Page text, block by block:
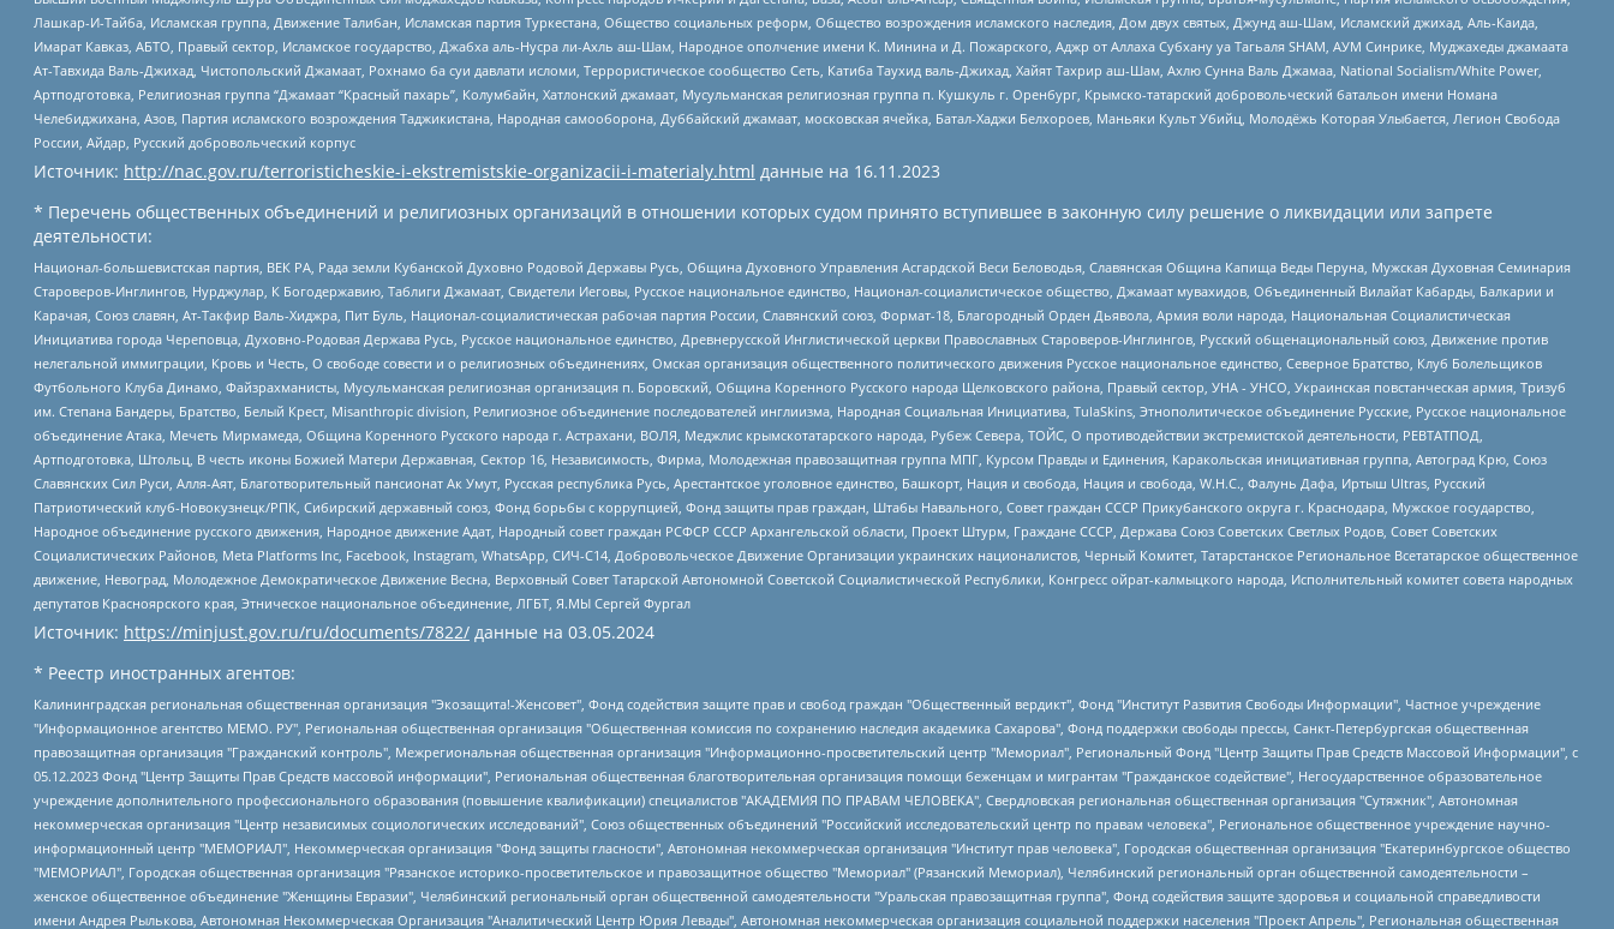
Лашкар-И-Тайба, Исламская группа, Движение Талибан, Исламская партия Туркестана, Общество социальных реформ, Общество возрождения исламского наследия, Дом двух святых, Джунд аш-Шам, Исламский джихад, Аль-Каида,
Имарат Кавказ, АБТО, Правый сектор, Исламское государство, Джабха аль-Нусра ли-Ахль аш-Шам, Народное ополчение имени К. Минина и Д. Пожарского, Аджр от Аллаха Субхану уа Тагьаля SHAM, АУМ Синрике, Муджахеды джамаата
Ат-Тавхида Валь-Джихад, Чистопольский Джамаат, Рохнамо ба суи давлати исломи, Террористическое сообщество Сеть, Катиба Таухид валь-Джихад, Хайят Тахрир аш-Шам, Ахлю Сунна Валь Джамаа, National Socialism/White Power,
Артподготовка, Религиозная группа “Джамаат “Красный пахарь”, Колумбайн, Хатлонский джамаат, Мусульманская религиозная группа п. Кушкуль г. Оренбург, Крымско-татарский добровольческий батальон имени Номана
Челебиджихана, Азов, Партия исламского возрождения Таджикистана, Народная самооборона, Дуббайский джамаат, московская ячейка, Батал-Хаджи Белхороев, Маньяки Культ Убийц, Молодёжь Которая Улыбается, Легион Свобода
России, Айдар, Русский добровольческий корпус
Источник: http://nac.gov.ru/terroristicheskie-i-ekstremistskie-organizacii-i-materialy.html данные на 16.11.2023
* Перечень общественных объединений и религиозных организаций в отношении которых судом принято вступившее в законную силу решение о ликвидации или запрете
деятельности:
Национал-большевистская партия, ВЕК РА, Рада земли Кубанской Духовно Родовой Державы Русь, Община Духовного Управления Асгардской Веси Беловодья, Славянская Община Капища Веды Перуна, Мужская Духовная Семинария
Староверов-Инглингов, Нурджулар, К Богодержавию, Таблиги Джамаат, Свидетели Иеговы, Русское национальное единство, Национал-социалистическое общество, Джамаат мувахидов, Объединенный Вилайат Кабарды, Балкарии и
Карачая, Союз славян, Ат-Такфир Валь-Хиджра, Пит Буль, Национал-социалистическая рабочая партия России, Славянский союз, Формат-18, Благородный Орден Дьявола, Армия воли народа, Национальная Социалистическая
Инициатива города Череповца, Духовно-Родовая Держава Русь, Русское национальное единство, Древнерусской Инглистической церкви Православных Староверов-Инглингов, Русский общенациональный союз, Движение против
нелегальной иммиграции, Кровь и Честь, О свободе совести и о религиозных объединениях, Омская организация общественного политического движения Русское национальное единство, Северное Братство, Клуб Болельщиков
Футбольного Клуба Динамо, Файзрахманисты, Мусульманская религиозная организация п. Боровский, Община Коренного Русского народа Щелковского района, Правый сектор, УНА - УНСО, Украинская повстанческая армия, Тризуб
им. Степана Бандеры, Братство, Белый Крест, Misanthropic division, Религиозное объединение последователей инглиизма, Народная Социальная Инициатива, TulaSkins, Этнополитическое объединение Русские, Русское национальное
объединение Атака, Мечеть Мирмамеда, Община Коренного Русского народа г. Астрахани, ВОЛЯ, Меджлис крымскотатарского народа, Рубеж Севера, ТОЙС, О противодействии экстремистской деятельности, РЕВТАТПОД,
Артподготовка, Штольц, В честь иконы Божией Матери Державная, Сектор 16, Независимость, Фирма, Молодежная правозащитная группа МПГ, Курсом Правды и Единения, Каракольская инициативная группа, Автоград Крю, Союз
Славянских Сил Руси, Алля-Аят, Благотворительный пансионат Ак Умут, Русская республика Русь, Арестантское уголовное единство, Башкорт, Нация и свобода, Нация и свобода, W.H.С., Фалунь Дафа, Иртыш Ultras, Русский
Патриотический клуб-Новокузнецк/РПК, Сибирский державный союз, Фонд борьбы с коррупцией, Фонд защиты прав граждан, Штабы Навального, Совет граждан СССР Прикубанского округа г. Краснодара, Мужское государство,
Народное объединение русского движения, Народное движение Адат, Народный совет граждан РСФСР СССР Архангельской области, Проект Штурм, Граждане СССР, Держава Союз Советских Светлых Родов, Совет Советских
Социалистических Районов, Meta Platforms Inc, Facebook, Instagram, WhatsApp, СИЧ-С14, Добровольческое Движение Организации украинских националистов, Черный Комитет, Татарстанское Региональное Всетатарское общественное
движение, Невоград, Молодежное Демократическое Движение Весна, Верховный Совет Татарской Автономной Советской Социалистической Республики, Конгресс ойрат-калмыцкого народа, Исполнительный комитет совета народных
депутатов Красноярского края, Этническое национальное объединение, ЛГБТ, Я.МЫ Сергей Фургал
Источник: https://minjust.gov.ru/ru/documents/7822/ данные на 03.05.2024
* Реестр иностранных агентов:
Калининградская региональная общественная организация "Экозащита!-Женсовет", Фонд содействия защите прав и свобод граждан "Общественный вердикт", Фонд "Институт Развития Свободы Информации", Частное учреждение "Информационное агентство МЕМО. РУ", Региональная общественная организация "Общественная комиссия по сохранению наследия академика Сахарова", Фонд поддержки свободы прессы, Санкт-Петербургская общественная правозащитная организация "Гражданский контроль", Межрегиональная общественная организация "Информационно-просветительский центр "Мемориал", Региональный Фонд "Центр Защиты Прав Средств Массовой Информации", с 05.12.2023 Фонд "Центр Защиты Прав Средств массовой информации", Региональная общественная благотворительная организация помощи беженцам и мигрантам "Гражданское содействие", Негосударственное образовательное учреждение дополнительного профессионального образования (повышение квалификации) специалистов "АКАДЕМИЯ ПО ПРАВАМ ЧЕЛОВЕКА", Свердловская региональная общественная организация "Сутяжник", Автономная некоммерческая организация "Центр независимых социологических исследований", Союз общественных объединений "Российский исследовательский центр по правам человека", Региональное общественное учреждение научно-информационный центр "МЕМОРИАЛ", Некоммерческая организация "Фонд защиты гласности", Автономная некоммерческая организация "Институт прав человека", Городская общественная организация "Екатеринбургское общество "МЕМОРИАЛ", Городская общественная организация "Рязанское историко-просветительское и правозащитное общество "Мемориал" (Рязанский Мемориал), Челябинский региональный орган общественной самодеятельности – женское общественное объединение "Женщины Евразии", Челябинский региональный орган общественной самодеятельности "Уральская правозащитная группа", Фонд содействия защите здоровья и социальной справедливости имени Андрея Рылькова, Автономная Некоммерческая Организация "Аналитический Центр Юрия Левады", Автономная некоммерческая организация социальной поддержки населения "Проект Апрель", Региональная общественная организация помощи женщинам и детям, находящимся в кризисной ситуации "Информационно-методический центр "Анна", Фонд содействия развитию массовых коммуникаций и правовому просвещению "Так-так-Так", Фонд содействия устойчивому развитию "Серебряная тайга", Свердловский региональный общественный фонд социальных проектов "Новое время", "Idel.Реалии", Кавказ.Реалии, Крым.Реалии, Телеканал Настоящее Время, Татаро-башкирская служба Радио Свобода (Azatliq Radiosi), Радио Свободная Европа/Радио Свобода (PCE/PC), "Сибирь.Реалии", "Фактограф", Благотворительный фонд помощи осужденным и их семьям, Автономная некоммерческая организация "Институт глобализации и социальных движений", Фонд "В защиту прав заключенных", Частное учреждение "Центр поддержки и содействия развитию средств массовой информации", Пензенский региональный общественный благотворительный фонд "Гражданский союз", "Север.Реалии", Некоммерческая организация Фонд "Правовая инициатива", Общество с ограниченной ответственностью "Радио Свободная Европа/Радио Свобода", Чешское информационное агентство "MEDIUM-ORIENT", Красноярская региональная общественная организация "Мы против СПИДа", Камалягин Денис Николаевич, Маркелов Сергей Евгеньевич, Пономарев Лев Александрович, Савицкая Людмила Алексеевна, Автономная некоммерческая организация "Центр по работе с проблемой насилия "НАСИЛИЮ.НЕТ", Межрегиональный профессиональный союз работников здравоохранения "Альянс врачей", Юридическое лицо, зарегистрированное в Латвийской Республике, SIA "Medusa Project" (регистрационный номер 40103797863, дата регистрации 10.06.2014), Некоммерческая организация "Фонд по борьбе с коррупцией", Автономная некоммерческая организация "Институт права и публичной политики", Баданин Роман Сергеевич, Гликин Максим Александрович, Железнова Мария Михайловна, Лукьянова Юлия Сергеевна, Маетная Елизавета Витальевна, Маняхин Петр Борисович, Чуракова Ольга Владимировна, Ярош Юлия Петровна, Юридическое лицо "The Insider SIA", зарегистрированное в Риге, Латвийская Республика (дата регистрации 26.06.2015), являющееся администратором доменного имени интернет-издания "The Insider SIA", https://theins.ru, Постернак Алексей Евгеньевич, Рубин Михаил Аркадьевич, Анин Роман Александрович, Юридическое лицо Istories fonds, зарегистрированное в Латвийской Республике (регистрационный номер 50008295751, дата регистрации 24.02.2020), Великовский Дмитрий Александрович, Долинина Ирина Николаевна, Мароховская Алеся Алексеевна, Шлейнов Роман Юрьевич, Шмагун Олеся Валентиновна, Общество с ограниченной ответственностью "Альтаир 2021", Общество с ограниченной ответственностью "Вега 2021", Общество с ограниченной ответственностью "Главный редактор 2021", Общество с ограниченной ответственностью "Ромашки монолит", Важенков Артем Валерьевич, Ивановская областная общественная организация "Центр гендерных исследований", Гурман Юрий Альбертович, Медиапроект "ОВД-Инфо", Егоров Владимир Владимирович, Жилинский Владимир Александрович, Общество с ограниченной ответственностью "ЗП", Иванова София Юрьевна, Карезина Инна Павловна, Кильтау Екатерина Викторовна, Петров Алексей Викторович, Пискунов Сергей Евгеньевич, Смирнов Сергей Сергеевич, Тихонов Михаил Сергеевич, Общество с ограниченной ответственностью "ЖУРНАЛИСТ-ИНОСТРАННЫЙ АГЕНТ", Арапова Галина Юрьевна, Вольтская Татьяна Анатольевна, Американская компания "Mason G.E.S. Anonymous Foundation" (США), являющаяся владельцем интернет-издания https://mnews.world/, Компания "Stichting Bellingcat", зарегистрированная в Нидерландах (дата регистрации 11.07.2018), Захаров Андрей Вячеславович, Клепиковская Екатерина Дмитриевна, Общество с ограниченной ответственностью "МЕМО", Перл Роман Александрович, Симонов Евгений Алексеевич, Соловьева Елена Анатольевна, Сотников Даниил Владимирович, Сурначева Елизавета Дмитриевна, Автономная некоммерческая организация по защите прав человека и информированию населения "Якутия – Наше Мнение", Общество с ограниченной ответственностью "Москоу диджитал медиа", с 26.01.2023 Общество с ограниченной ответственностью "Чайка Белые сады", Ветошкина Валерия Валерьевна, Заговора Максим Александрович, Межрегиональное общественное движение "Российская ЛГБТ - сеть", Оленичев Максим Владимирович, Павлов Иван Юрьевич, Скворцова Елена Сергеевна, Общество с ограниченной ответственностью "Как бы инагент", Кочетков Игорь Викторович, Общество с ограниченной ответственностью "Честные выборы", Еланчик Олег Александрович, Общество с ограниченной ответственностью "Нобелевский призыв", Гималова Регина Эмилевна, Григорьев Андрей Валерьевич, Григорьева Алина Александровна, Ассоциация по содействию защите прав призывников, альтернативнослужащих и военнослужащих "Правозащитная группа "Гражданин.Армия.Право", Хисамова Регина Фаритовна, Автономная некоммерческая организация по реализации социально-правовых программ "Лилит", Дальневосточное общественное движение "Маяк", Санкт-Петербургская ЛГБТ-инициативная группа "Выход", Инициативная группа ЛГБТ+ "Реверс", Алексеев Андрей Викторович, Бекбулатова Таисия Львовна, Беляев Иван Михайлович, Владыкина Елена Сергеевна, Гельман Марат Александрович, Никульшина Вероника Юрьевна, Толоконникова Надежда Андреевна, Шендерович Виктор Анатольевич, Общество с ограниченной ответственностью "Данное сообщение", Общество с ограниченной ответственностью Издательский дом "Новая глава", Айнбиндер Александра Александровна, Московский комьюнити-центр для ЛГБТ+инициатив, Благотворительный фонд развития филантропии, Deutsche Welle (Германия, Kurt-Schumacher-Strasse 3, 53113 Bonn), Борзунова Мария Михайловна, Воробьев Виктор Викторович, Голубева Анна Львовна, Константинова Алла Михайловна, Малкова Ирина Владимировна, Мурадов Мурад Абдулгалимович, Осетинская Елизавета Николаевна, Понасенков Евгений Николаевич, Ганапольский Матвей Юрьевич, Киселев Евгений Алексеевич, Борухович Ирина Григорьевна, Дремин Иван Тимофеевич, Дубровский Дмитрий Викторович, Красноярская региональная общественная организация поддержки и развития альтернативных образовательных технологий и межкультурных коммуникаций "ИНТЕРРА", Маяковская Екатерина Алексеевна, Фейгин Марк Захарович, Филимонов Андрей Викторович, Дзугкоева Регина Николаевна, Доброхотов Роман Александрович, Дудь Юрий Александрович, Елкин Сергей Владимирович, Кругликов Кирилл Игоревич, Сабунаева Мария Леонидовна, Семенов Алексей Владимирович, Шаинян Карен Багратович, Шульман Екатерина Михайловна, Асафьев Артур Валерьевич, Вахштайн Виктор Семенович, Венедиктов Алексей Алексеевич, Лушникова Екатерина Евгеньевна, Волков Леонид Михайлович, Невзоров Александр Глебович, Пархоменко Сергей Борисович, Сироткин Ярослав Николаевич, Кара-Мурза Владимир Владимирович, Баранова Наталья Владимировна, Гозман Леонид Яковлевич, Кагарлицкий Борис Юльевич, Климарев Михаил Валерьевич, Милов Владимир Станиславович, Автономная некоммерческая организация Краснодарский центр современного искусства "Типография", Моргенштерн Алишер Тагирович, Соболь Любовь Эдуардовна, Общество с ограниченной ответственностью "ЛИЗА НОРМ", Каспаров Гарри Кимович, Ходорковский Михаил Борисович, Общество с ограниченной ответственностью "Апрельские тезисы", Данилович Ирина Брониславовна, Кашин Олег Владимирович, Петров Николай Владимирович, Пивоваров Алексей Владимирович, Соколов Михаил Владимирович, Цветкова Юлия Владимировна, Чичваркин Евгений Александрович, Комитет против пыток/Команда против пыток, Общество с ограниченной ответственностью "Первый научный", Общество с ограниченной ответственностью "Вертолет и ко", Белоцерковская Вероника Борисовна, Кац Максим Евгеньевич, Лазарева Татьяна Юрьевна, Шаведдинов Руслан Табризович, Яшин Илья Валерьевич, Общество с ограниченной ответственностью "Иноагент ААВ", Алешковский Дмитрий Петрович, Альбац Евгения Марковна, Быков Дмитрий Львович, Галямина Юлия Евгеньевна, Лойко Сергей Леонидович, Мартынов Кирилл Константинович, Медведев Сергей Александрович, Крашенинников Федор Геннадиевич, Гордеева Катерина Вл